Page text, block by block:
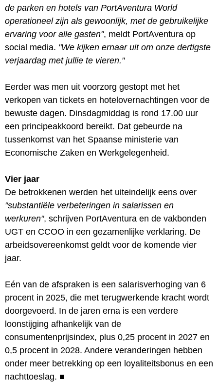
de parken en hotels van PortAventura World
operationeel zijn als gewoonlijk, met de gebruikelijke
ervaring voor alle gasten", meldt PortAventura op
social media. "We kijken ernaar uit om onze dertigste
verjaardag met jullie te vieren."
Eerder was men uit voorzorg gestopt met het
verkopen van tickets en hotelovernachtingen voor de
bewuste dagen. Dinsdagmiddag is rond 17.00 uur
een principeakkoord bereikt. Dat gebeurde na
tussenkomst van het Spaanse ministerie van
Economische Zaken en Werkgelegenheid.
Vier jaar
De betrokkenen werden het uiteindelijk eens over
"substantiële verbeteringen in salarissen en
werkuren", schrijven PortAventura en de vakbonden
UGT en CCOO in een gezamenlijke verklaring. De
arbeidsovereenkomst geldt voor de komende vier
jaar.
Eén van de afspraken is een salarisverhoging van 6
procent in 2025, die met terugwerkende kracht wordt
doorgevoerd. In de jaren erna is een verdere
loonstijging afhankelijk van de
consumentenprijsindex, plus 0,25 procent in 2027 en
0,5 procent in 2028. Andere veranderingen hebben
onder meer betrekking op een loyaliteitsbonus en een
nachttoeslag. ■